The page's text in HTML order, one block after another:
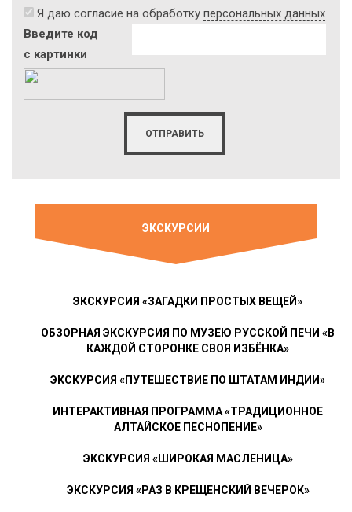
Я даю согласие на обработку персональных данных
Введите код
с картинки
ЭКСКУРСИИ
ЭКСКУРСИЯ «ЗАГАДКИ ПРОСТЫХ ВЕЩЕЙ»
ОБЗОРНАЯ ЭКСКУРСИЯ ПО МУЗЕЮ РУССКОЙ ПЕЧИ «В
КАЖДОЙ СТОРОНКЕ СВОЯ ИЗБЁНКА»
ЭКСКУРСИЯ «ПУТЕШЕСТВИЕ ПО ШТАТАМ ИНДИИ»
ИНТЕРАКТИВНАЯ ПРОГРАММА «ТРАДИЦИОННОЕ
АЛТАЙСКОЕ ПЕСНОПЕНИЕ»
ЭКСКУРСИЯ «ШИРОКАЯ МАСЛЕНИЦА»
ЭКСКУРСИЯ «РАЗ В КРЕЩЕНСКИЙ ВЕЧЕРОК»